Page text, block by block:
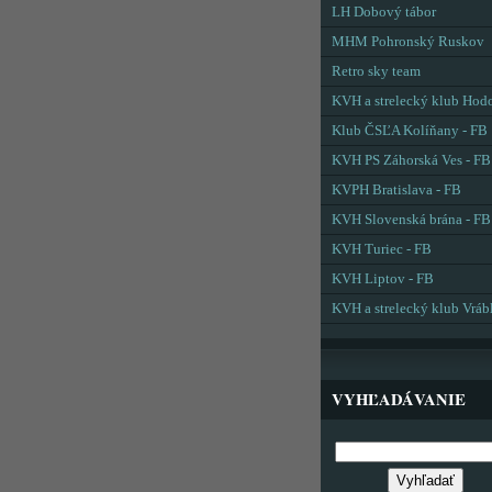
LH Dobový tábor
MHM Pohronský Ruskov
Retro sky team
KVH a strelecký klub
Klub ČSĽA Kolíňany - FB
KVH PS Záhorská Ves - FB
KVPH Bratislava - FB
KVH Slovenská brána - FB
KVH Turiec - FB
KVH Liptov - FB
KVH a strelecký klub
VYHĽADÁVANIE